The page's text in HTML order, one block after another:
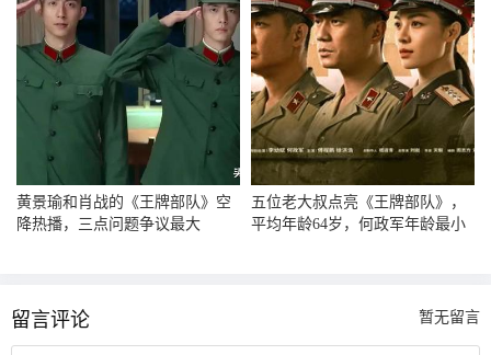
黄景瑜和肖战的《王牌部队》空
降热播，三点问题争议最大
五位老大叔点亮《王牌部队》，
平均年龄64岁，何政军年龄最小
留言评论 暂无留言